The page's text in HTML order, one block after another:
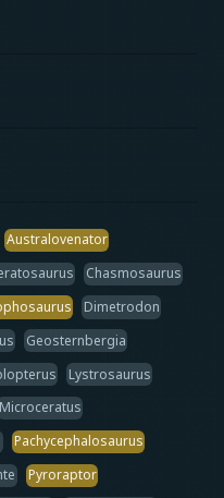
Australovenator
Chasmosaurus
Dimetrodon
Geosternbergia
Lystrosaurus
Microceratus
Pachycephalosaurus
Pyroraptor